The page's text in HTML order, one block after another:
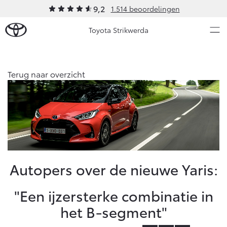
9,2 1.514 beoordelingen
Toyota Strikwerda
Ons bedrijf
Ons bedrijf
Strikwerda Private Lease
Contact en Route
Vacatures
Klantbeoordelingen
Modellen
Aygo X
HYBRIDE
Vanaf € 23.750,-
Yaris
HYBRIDE
Vanaf € 27.195,-
Occasions
Terug naar overzicht
Autopers over de nieuwe Yaris:
"Een ijzersterke combinatie in
het B-segment"